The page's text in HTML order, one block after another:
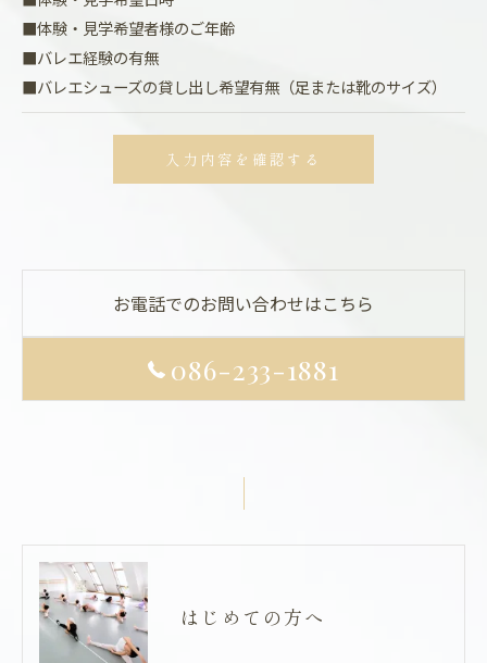
■体験・見学希望者様のご年齢
■バレエ経験の有無
■バレエシューズの貸し出し希望有無（足または靴のサイズ）
お電話でのお問い合わせはこちら
086-233-1881
はじめての方へ